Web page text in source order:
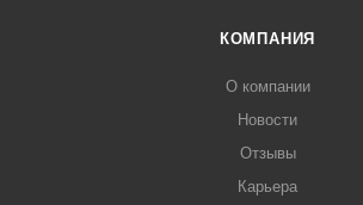
КОМПАНИЯ
О компании
Новости
Отзывы
Карьера